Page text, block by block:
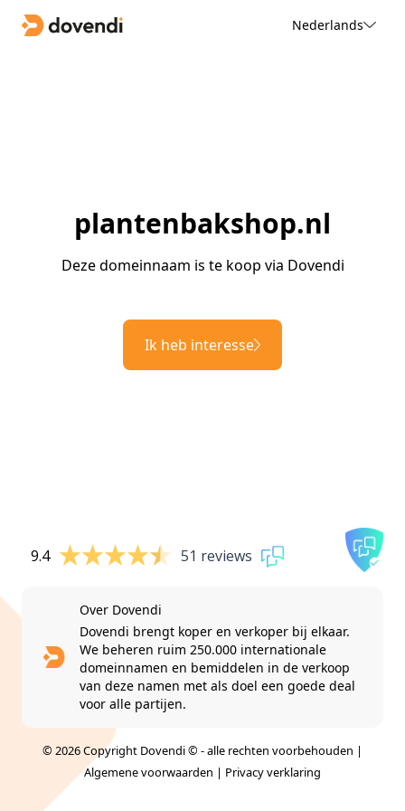
Nederlands
plantenbakshop.nl
Deze domeinnaam is te koop via Dovendi
Ik heb interesse
9.4 51 reviews
Over Dovendi
Dovendi brengt koper en verkoper bij elkaar.
We beheren ruim 250.000 internationale
domeinnamen en bemiddelen in de verkoop
van deze namen met als doel een goede deal
voor alle partijen.
© 2026 Copyright Dovendi © - alle rechten voorbehouden |
Algemene voorwaarden | Privacy verklaring